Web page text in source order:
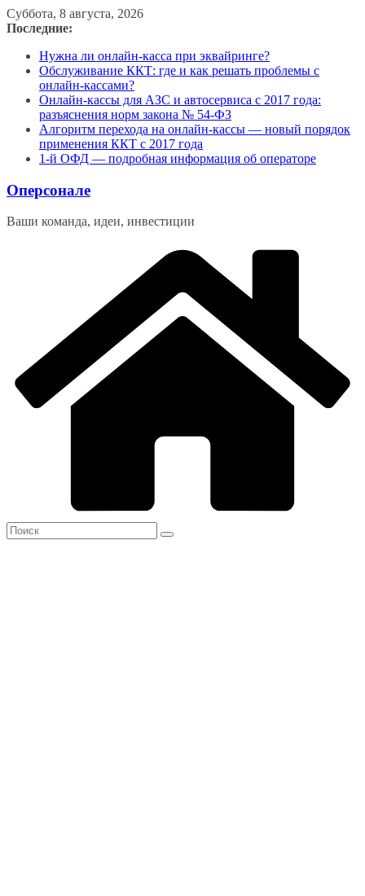
Перейти
к
Суббота, 8 августа, 2026
Последние:
Нужна ли онлайн-касса при эквайринге?
Обслуживание ККТ: где и как решать проблемы с
онлайн-кассами?
Онлайн-кассы для АЗС и автосервиса с 2017 года:
разъяснения норм закона № 54-ФЗ
Алгоритм перехода на онлайн-кассы — новый порядок
применения ККТ с 2017 года
1-й ОФД — подробная информация об операторе
Оперсонале
Ваши команда, идеи, инвестиции